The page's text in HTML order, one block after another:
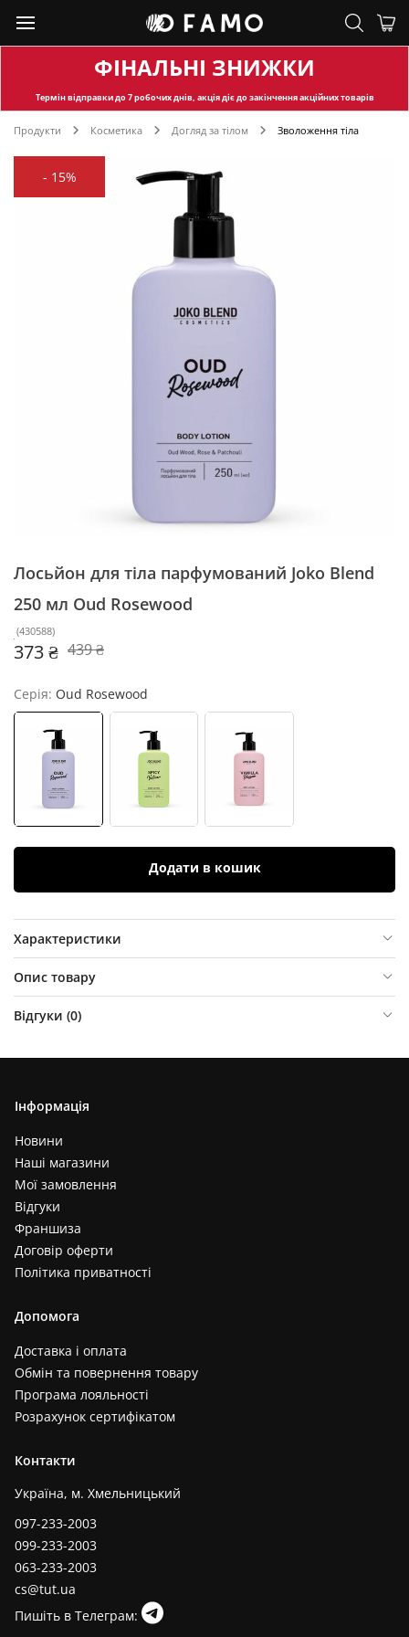
ФІНАЛЬНІ ЗНИЖКИ
Термін відправкидо 7 робочих днів, акція діє до закінчення акційних товарів
Продукти Косметика Догляд за тілом Зволоження тіла
- 15%
Лосьйон для тіла парфумований Joko Blend
250 мл Oud Rosewood
(430588)
373 ₴ 439 ₴
Серія: Oud Rosewood
Додати в кошик
Характеристики
Опис товару
Відгуки (0)
Інформація
Новини
Наші магазини
Мої замовлення
Відгуки
Франшиза
Договір оферти
Політика приватності
Допомога
Доставка і оплата
Обмін та повернення товару
Програма лояльності
Розрахунок сертифікатом
Контакти
Україна, м. Хмельницький
097-233-2003
099-233-2003
063-233-2003
cs@tut.ua
Пишіть в Телеграм: